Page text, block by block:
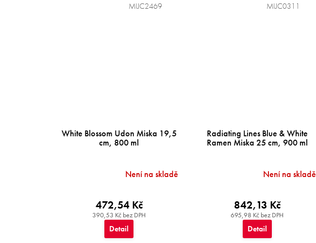
White Blossom Udon Miska 19,5
cm, 800 ml
Není na skladě
390,53 Kč bez DPH
472,54 Kč
Detail
MIJC2469
Radiating Lines Blue & White
Ramen Miska 25 cm, 900 ml
Není na skladě
695,98 Kč bez DPH
842,13 Kč
Detail
MIJC0311